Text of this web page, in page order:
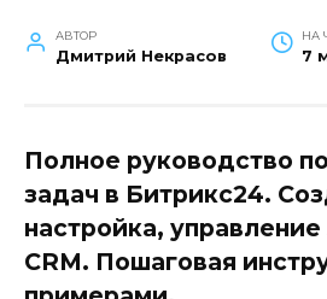
АВТОР
Дмитрий Некрасов
НА
7
Полное руководство
задач в Битрикс24.
настройка,
CRM. Пошаговая